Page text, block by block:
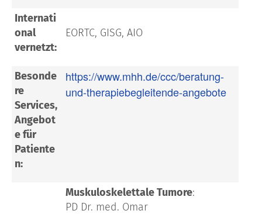
Internati
onal
vernetzt:
EORTC, GISG, AIO
Besonde
re
Services,
Angebot
e für
Patiente
n:
https://www.mhh.de/ccc/beratung-
und-therapiebegleitende-angebote
Muskuloskelettale Tumore:
PD Dr. med. Omar